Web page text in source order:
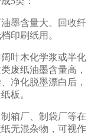
墨含量大。回收纤
印刷纸用。
叶木化学浆或半化
废纸油墨含量高，
净化脱墨漂白后，
板。
箱厂、制袋厂等在
无混杂物，可视作